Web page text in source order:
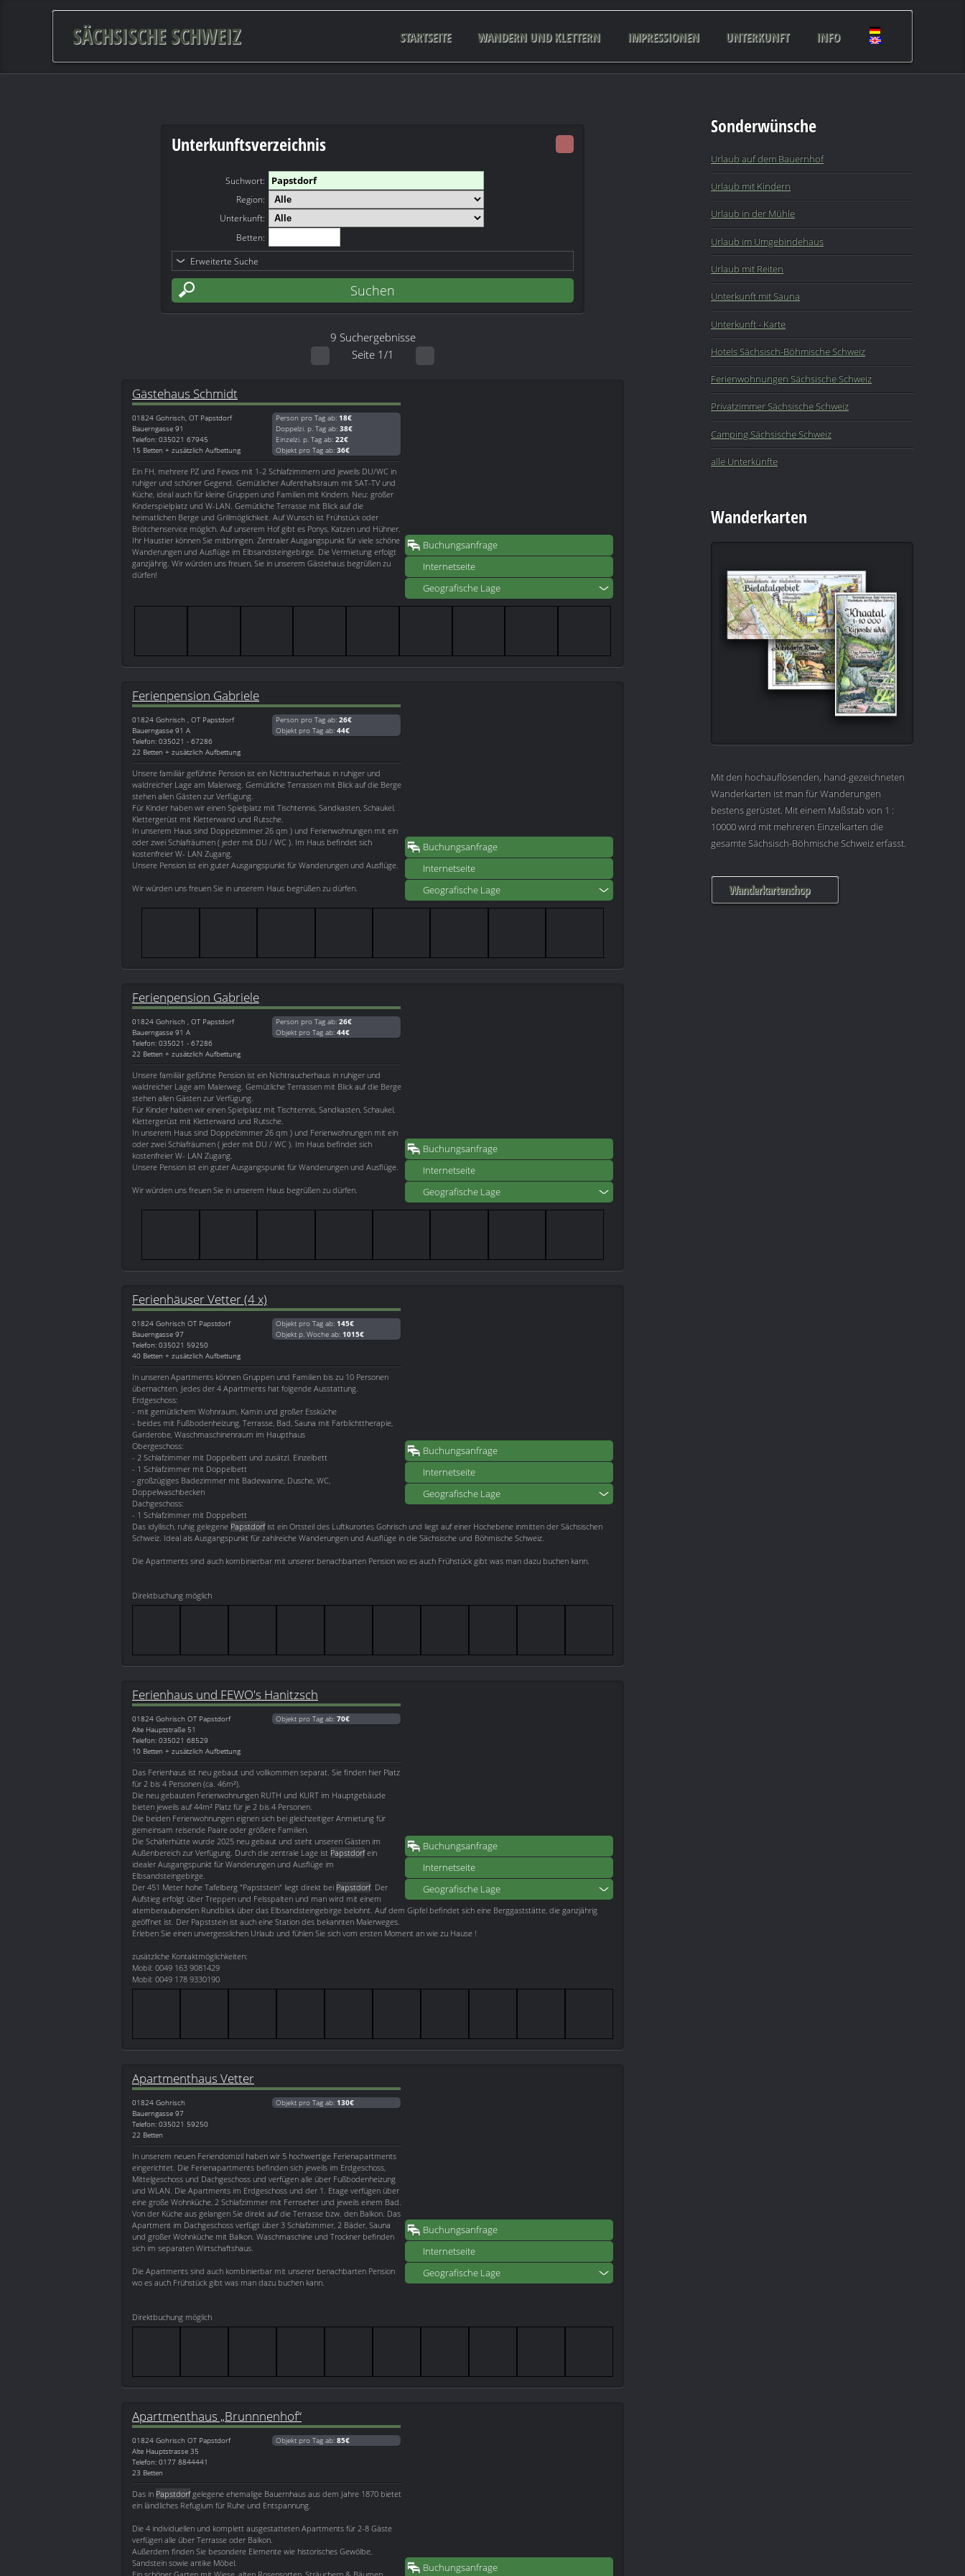
SÄCHSISCHE SCHWEIZ STARTSEITE WANDERN UND KLETTERN IMPRESSIONEN UNTERKUNFT INFO
Unterkunftsverzeichnis
Suchwort:
Region:
Unterkunft:
Betten:
Erweiterte Suche
9 Suchergebnisse
Seite 1/1
Buchungsanfrage
Internetseite
Geografische Lage
Gästehaus Schmidt
01824 Gohrisch, OT Papstdorf
Bauerngasse 91
Telefon: 035021 67945
15 Betten + zusätzlich Aufbettung
Person pro Tag ab: 18€
Doppelzi. p. Tag ab: 38€
Einzelzi. p. Tag ab: 22€
Objekt pro Tag ab: 36€
Ein FH, mehrere PZ und Fewos mit 1-2 Schlafzimmern und jeweils DU/WC in
ruhiger und schöner Gegend. Gemütlicher Aufenthaltsraum mit SAT-TV und
Küche, ideal auch für kleine Gruppen und Familien mit Kindern. Neu: großer
Kinderspielplatz und W-LAN. Gemütliche Terrasse mit Blick auf die
heimatlichen Berge und Grillmöglichkeit. Auf Wunsch ist Frühstück oder
Brötchenservice möglich. Auf unserem Hof gibt es Ponys, Katzen und Hühner.
Ihr Haustier können Sie mitbringen. Zentraler Ausgangspunkt für viele schöne
Wanderungen und Ausflüge im Elbsandsteingebirge. Die Vermietung erfolgt
ganzjährig. Wir würden uns freuen, Sie in unserem Gästehaus begrüßen zu
dürfen!
Buchungsanfrage
Internetseite
Geografische Lage
Ferienpension Gabriele
01824 Gohrisch , OT Papstdorf
Bauerngasse 91 A
Telefon: 035021 - 67286
22 Betten + zusätzlich Aufbettung
Person pro Tag ab: 26€
Objekt pro Tag ab: 44€
Unsere familiär geführte Pension ist ein Nichtraucherhaus in ruhiger und
waldreicher Lage am Malerweg. Gemütliche Terrassen mit Blick auf die Berge
stehen allen Gästen zur Verfügung.
Für Kinder haben wir einen Spielplatz mit Tischtennis, Sandkasten, Schaukel,
Klettergerüst mit Kletterwand und Rutsche.
In unserem Haus sind Doppelzimmer 26 qm ) und Ferienwohnungen mit ein
oder zwei Schlafräumen ( jeder mit DU / WC ). Im Haus befindet sich
kostenfreier W- LAN Zugang.
Unsere Pension ist ein guter Ausgangspunkt für Wanderungen und Ausflüge.
Wir würden uns freuen Sie in unserem Haus begrüßen zu dürfen.
Buchungsanfrage
Internetseite
Geografische Lage
Ferienpension Gabriele
01824 Gohrisch , OT Papstdorf
Bauerngasse 91 A
Telefon: 035021 - 67286
22 Betten + zusätzlich Aufbettung
Person pro Tag ab: 26€
Objekt pro Tag ab: 44€
Unsere familiär geführte Pension ist ein Nichtraucherhaus in ruhiger und
waldreicher Lage am Malerweg. Gemütliche Terrassen mit Blick auf die Berge
stehen allen Gästen zur Verfügung.
Für Kinder haben wir einen Spielplatz mit Tischtennis, Sandkasten, Schaukel,
Klettergerüst mit Kletterwand und Rutsche.
In unserem Haus sind Doppelzimmer 26 qm ) und Ferienwohnungen mit ein
oder zwei Schlafräumen ( jeder mit DU / WC ). Im Haus befindet sich
kostenfreier W- LAN Zugang.
Unsere Pension ist ein guter Ausgangspunkt für Wanderungen und Ausflüge.
Wir würden uns freuen Sie in unserem Haus begrüßen zu dürfen.
Buchungsanfrage
Internetseite
Geografische Lage
Ferienhäuser Vetter (4 x)
01824 Gohrisch OT Papstdorf
Bauerngasse 97
Telefon: 035021 59250
40 Betten + zusätzlich Aufbettung
Objekt pro Tag ab: 145€
Objekt p. Woche ab: 1015€
In unseren Apartments können Gruppen und Familien bis zu 10 Personen
übernachten. Jedes der 4 Apartments hat folgende Ausstattung.
Erdgeschoss:
- mit gemütlichem Wohnraum, Kamin und großer Essküche
- beides mit Fußbodenheizung, Terrasse, Bad, Sauna mit Farblichttherapie,
Garderobe, Waschmaschinenraum im Haupthaus
Obergeschoss:
- 2 Schlafzimmer mit Doppelbett und zusätzl. Einzelbett
- 1 Schlafzimmer mit Doppelbett
- großzügiges Badezimmer mit Badewanne, Dusche, WC,
Doppelwaschbecken
Dachgeschoss:
- 1 Schlafzimmer mit Doppelbett
Das idyllisch, ruhig gelegene Papstdorfist ein Ortsteil des Luftkurortes Gohrisch und liegt auf einer Hochebene inmitten der Sächsischen
Schweiz. Ideal als Ausgangspunkt für zahlreiche Wanderungen und Ausflüge in die Sächsische und Böhmische Schweiz.
Die Apartments sind auch kombinierbar mit unserer benachbarten Pension wo es auch Frühstück gibt was man dazu buchen kann.
Direktbuchung möglich
Buchungsanfrage
Internetseite
Geografische Lage
Ferienhaus und FEWO's Hanitzsch
01824 Gohrisch OT Papstdorf
Alte Hauptstraße 51
Telefon: 035021 68529
10 Betten + zusätzlich Aufbettung
Objekt pro Tag ab: 70€
Das Ferienhaus ist neu gebaut und vollkommen separat. Sie finden hier Platz
für 2 bis 4 Personen (ca. 46m²).
Die neu gebauten Ferienwohnungen RUTH und KURT im Hauptgebäude
bieten jeweils auf 44m² Platz für je 2 bis 4 Personen.
Die beiden Ferienwohnungen eignen sich bei gleichzeitiger Anmietung für
gemeinsam reisende Paare oder größere Familien.
Die Schäferhütte wurde 2025 neu gebaut und steht unseren Gästen im
Außenbereich zur Verfügung. Durch die zentrale Lage ist Papstdorfein
idealer Ausgangspunkt für Wanderungen und Ausflüge im
Elbsandsteingebirge.
Der 451 Meter hohe Tafelberg "Papststein" liegt direkt bei Papstdorf. Der
Aufstieg erfolgt über Treppen und Felsspalten und man wird mit einem
atemberaubenden Rundblick über das Elbsandsteingebirge belohnt. Auf dem Gipfel befindet sich eine Berggaststätte, die ganzjährig
geöffnet ist. Der Papststein ist auch eine Station des bekannten Malerweges.
Erleben Sie einen unvergesslichen Urlaub und fühlen Sie sich vom ersten Moment an wie zu Hause !
zusätzliche Kontaktmöglichkeiten:
Mobil: 0049 163 9081429
Mobil: 0049 178 9330190
Buchungsanfrage
Internetseite
Geografische Lage
Apartmenthaus Vetter
01824 Gohrisch
Bauerngasse 97
Telefon: 035021 59250
22 Betten
Objekt pro Tag ab: 130€
In unserem neuen Feriendomizil haben wir 5 hochwertige Ferienapartments
eingerichtet. Die Ferienapartments befinden sich jeweils im Erdgeschoss,
Mittelgeschoss und Dachgeschoss und verfügen alle über Fußbodenheizung
und WLAN. Die Apartments im Erdgeschoss und der 1. Etage verfügen über
eine große Wohnküche, 2 Schlafzimmer mit Fernseher und jeweils einem Bad.
Von der Küche aus gelangen Sie direkt auf die Terrasse bzw. den Balkon. Das
Apartment im Dachgeschoss verfügt über 3 Schlafzimmer, 2 Bäder, Sauna
und großer Wohnküche mit Balkon. Waschmaschine und Trockner befinden
sich im separaten Wirtschaftshaus.
Die Apartments sind auch kombinierbar mit unserer benachbarten Pension
wo es auch Frühstück gibt was man dazu buchen kann.
Direktbuchung möglich
Buchungsanfrage
Apartmenthaus „Brunnnenhof“
01824 Gohrisch OT Papstdorf
Alte Hauptstrasse 35
Telefon: 0177 8844441
23 Betten
Objekt pro Tag ab: 85€
Das in Papstdorfgelegene ehemalige Bauernhaus aus dem Jahre 1870 bietet
ein ländliches Refugium für Ruhe und Entspannung.
Die 4 individuellen und komplett ausgestatteten Apartments für 2-8 Gäste
verfügen alle über Terrasse oder Balkon.
Außerdem finden Sie besondere Elemente wie historisches Gewölbe,
Sandstein sowie antike Möbel.
Sonderwünsche
Urlaub auf dem Bauernhof
Urlaub mit Kindern
Urlaub in der Mühle
Urlaub im Umgebindehaus
Urlaub mit Reiten
Unterkunft mit Sauna
Unterkunft - Karte
Hotels Sächsisch-Böhmische Schweiz
Ferienwohnungen Sächsische Schweiz
Privatzimmer Sächsische Schweiz
Camping Sächsische Schweiz
alle Unterkünfte
Wanderkarten
Mit den hochauflösenden, hand-gezeichneten
Wanderkarten ist man für Wanderungen
bestens gerüstet. Mit einem Maßstab von 1 :
10000 wird mit mehreren Einzelkarten die
gesamte Sächsisch-Böhmische Schweiz erfasst.
Wanderkartenshop